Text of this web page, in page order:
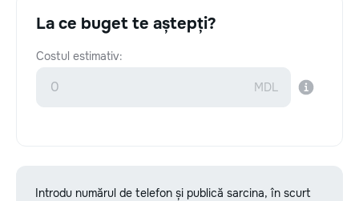
La ce buget te aștepți?
Costul estimativ:
Introdu numărul de telefon și publică sarcina, în scurt